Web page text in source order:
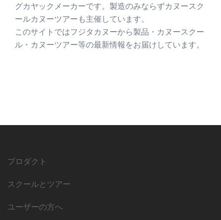
グカヤックメーカーです。製造のみならずカヌースク
ールカヌーツアーも主催しています。
このサイトではフジタカヌーから製品・カヌースクー
ル・カヌーツアー等の最新情報をお届けしています。
プロダクト
スクールとツアー
ユーザーの方へ